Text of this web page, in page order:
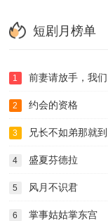
短剧月榜单
1 前妻请放手，我们
2 约会的资格
3 兄长不如弟那就到
4 盛夏芬德拉
5 风月不识君
6 掌事姑姑掌东宫